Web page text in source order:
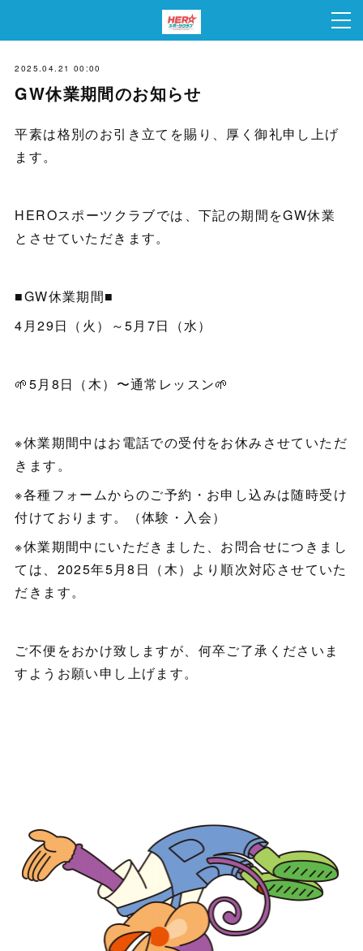
2025.04.21 00:00
GW休業期間のお知らせ
平素は格別のお引き立てを賜り、厚く御礼申し上げ
ます。
HEROスポーツクラブでは、下記の期間をGW休業
とさせていただきます。
■GW休業期間■
4月29日（火）～5月7日（水）
🌱5月8日（木）〜通常レッスン🌱
※休業期間中はお電話での受付をお休みさせていただ
きます。
※各種フォームからのご予約・お申し込みは随時受け
付けております。（体験・入会）
※休業期間中にいただきました、お問合せにつきまし
ては、2025年5月8日（木）より順次対応させていた
だきます。
ご不便をおかけ致しますが、何卒ご了承くださいま
すようお願い申し上げます。